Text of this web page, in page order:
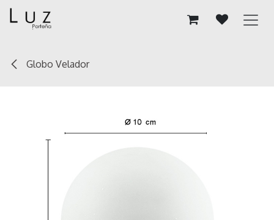
Ir al contenido
Globo Velador